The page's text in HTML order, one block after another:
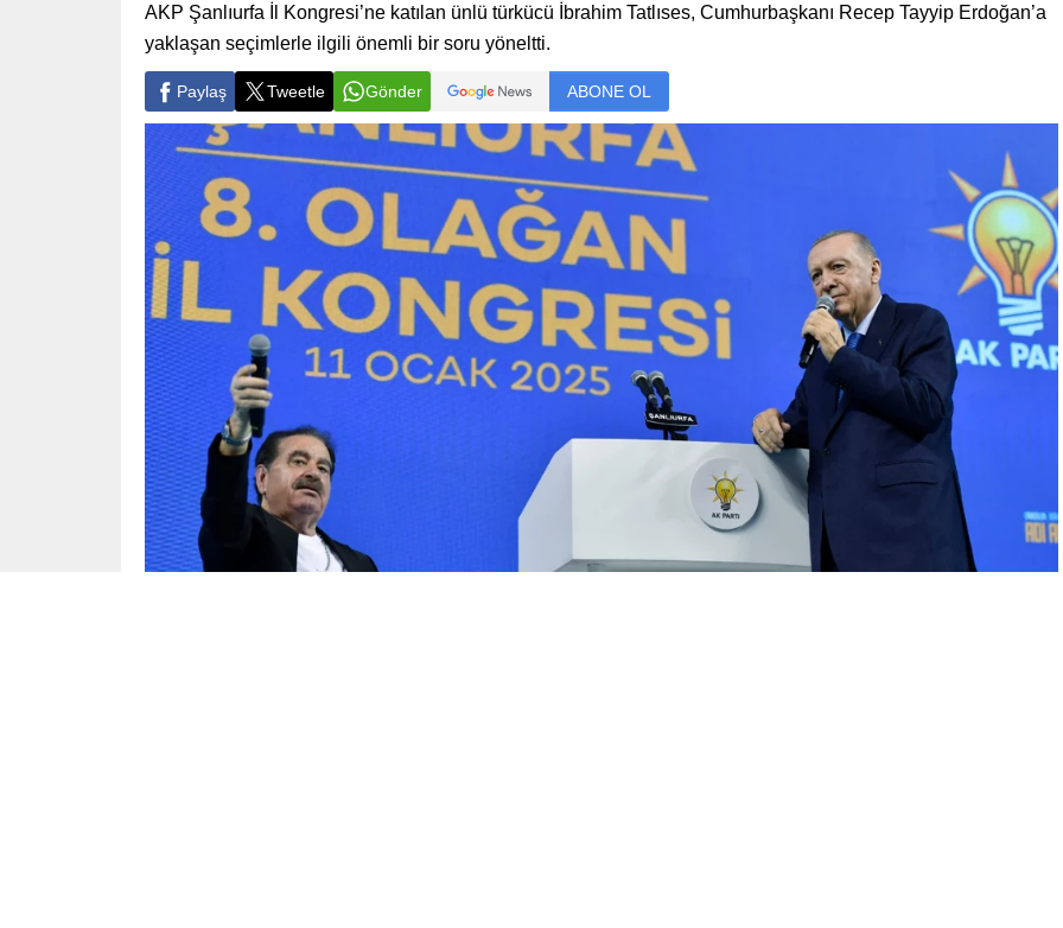
AKP Şanlıurfa İl Kongresi’ne katılan ünlü türkücü İbrahim Tatlıses, Cumhurbaşkanı Recep Tayyip Erdoğan’a
yaklaşan seçimlerle ilgili önemli bir soru yöneltti.
Paylaş Tweetle Gönder ABONE OL